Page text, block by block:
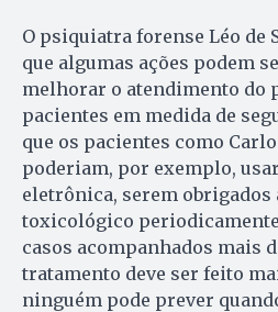
O psiquiatra forense Léo de
que algumas ações podem
melhorar o atendimento do
pacientes em medida de
que os pacientes como
poderiam, por exemplo,
eletrônica, serem obrigados
toxicológico
casos acompanhados mais
tratamento deve ser feito
ninguém pode prever